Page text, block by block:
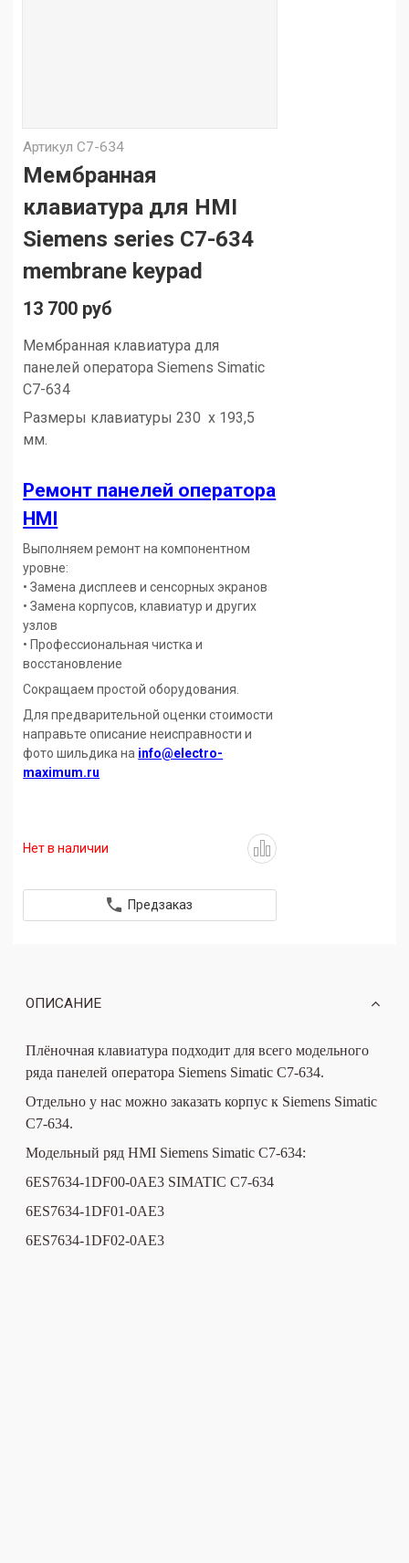
АртикулC7-634
Мембранная
клавиатура для HMI
Siemens series C7-634
membrane keypad
Нет в наличии
13 700 руб
Мембранная клавиатура для
панелей оператора SiemensSimatic
C7-634
Размеры клавиатуры 230 х 193,5
мм.
Ремонт панелей оператора
HMI
Выполняем ремонт на компонентном
уровне:
• Замена дисплеев и сенсорных экранов
• Замена корпусов, клавиатур и других
узлов
• Профессиональная чистка и
восстановление
Сокращаем простой оборудования.
Для предварительной оценки стоимости
направьте описание неисправности и
фото шильдика на info@electro-
maximum.ru
Предзаказ
ОПИСАНИЕ
Плёночная клавиатура подходит для всего модельного
ряда панелей оператора Siemens SimaticC7-634.
Отдельно у нас можно заказать корпус к Siemens Simatic
C7-634.
Модельный ряд HMI Siemens SimaticC7-634:
6ES7634-1DF00-0AE3 SIMATIC C7-634
6ES7634-1DF01-0AE3
6ES7634-1DF02-0AE3